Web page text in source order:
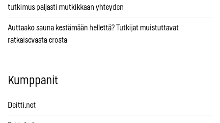
tutkimus paljasti mutkikkaan yhteyden
Auttaako sauna kestämään hellettä? Tutkijat muistuttavat
ratkaisevasta erosta
Kumppanit
Deitti.net